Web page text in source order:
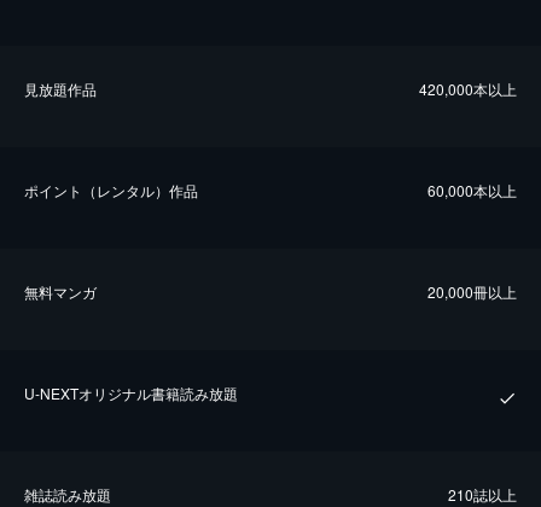
⾒放題作品 420,000本以上
ポイント（レンタル）作品 60,000本以上
無料マンガ 20,000冊以上
U-NEXTオリジナル書籍読み放題
雑誌読み放題 210誌以上